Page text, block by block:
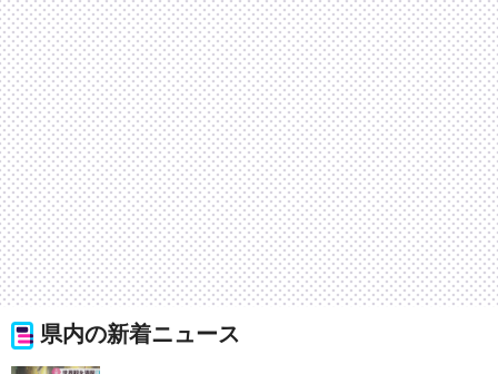
県内の新着ニュース